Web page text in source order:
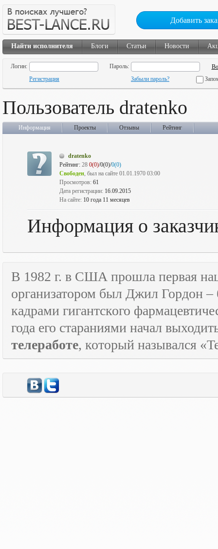
Добавить
Найти исполнителя Блоги Статьи Новости
Логин:
Пароль:
Регистрация
Забыли пароль?
Пользователь dratenko
Информация Проекты Отзывы Рейтинг
dratenko
Рейтинг: 28 0(0)/0(0)/0(0)
Свободен, был на сайте 01.01.1970 03:00
Просмотров: 61
Дата регистрации: 16.09.2015
На сайте: 10 года 11 месяцев
Информация о
В 1982 г. в США прошла первая
организатором был Джил Гордон –
кадрами гигантского
года его стараниями начал
телеработе, который назывался «